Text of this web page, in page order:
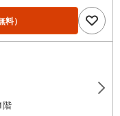
料）
階